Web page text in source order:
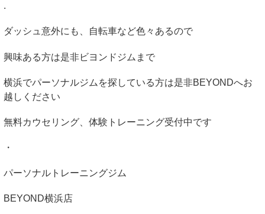
.
ダッシュ意外にも、自転車など色々あるので
興味ある方は是非ビヨンドジムまで
横浜でパーソナルジムを探している方は是非BEYONDへお
越しください
無料カウセリング、体験トレーニング受付中です
・
パーソナルトレーニングジム
BEYOND横浜店